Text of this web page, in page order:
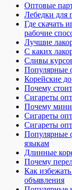
Оптовые
Лебедки для
Где скачать
рабочие
Лучшие
С каких
Сливы
Популярные
Корейские
Почему
Сигареты
Почему
Сигареты
Сигареты
Популярные
языкам
Длинные
Почему
Как
объявления